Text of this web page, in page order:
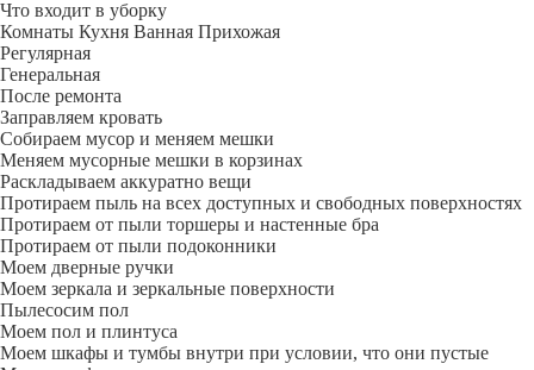
Что входит в уборку
Регу­лярная
Гене­ральная
После ремонта
Заправляем кровать
Собираем мусор и меняем мешки
Меняем мусорные мешки в корзинах
Раскладываем аккуратно вещи
Протираем пыль на всех доступных и свободных поверхностях
Протираем от пыли торшеры и настенные бра
Протираем от пыли подоконники
Моем дверные ручки
Моем зеркала и зеркальные поверхности
Пылесосим пол
Моем пол и плинтуса
Моем шкафы и тумбы внутри при условии, что они пустые